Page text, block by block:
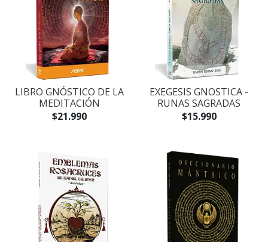
LIBRO GNÓSTICO DE LA
MEDITACIÓN
$21.990
EXEGESIS GNOSTICA -
RUNAS SAGRADAS
$15.990